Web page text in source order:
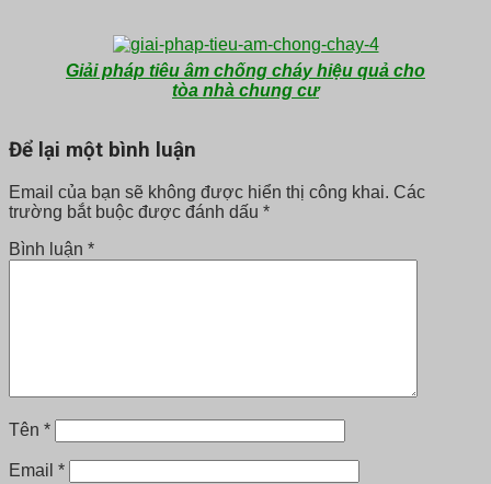
Giải pháp tiêu âm chống cháy hiệu quả cho
tòa nhà chung cư
Để lại một bình luận
Email của bạn sẽ không được hiển thị công khai. Các
trường bắt buộc được đánh dấu *
Bình luận *
Tên *
Email *